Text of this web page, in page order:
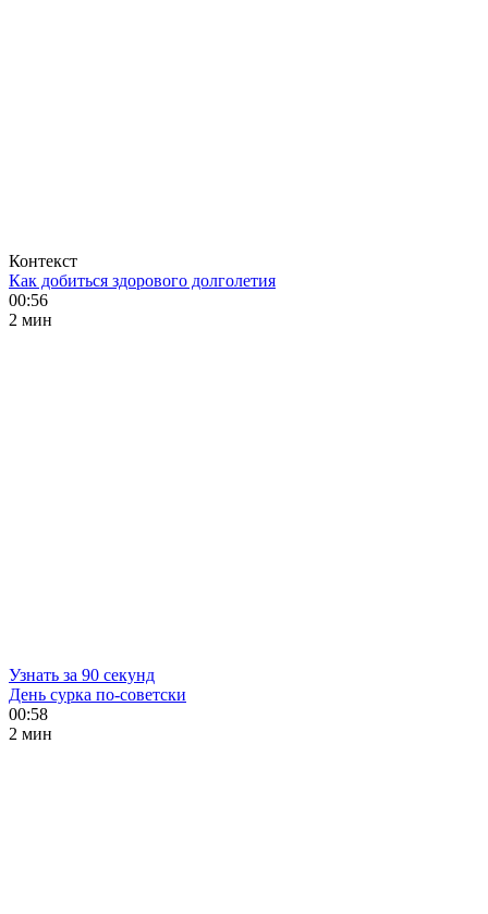
Контекст
Как добиться здорового долголетия
00:56
2 мин
Узнать за 90 секунд
День сурка по-советски
00:58
2 мин